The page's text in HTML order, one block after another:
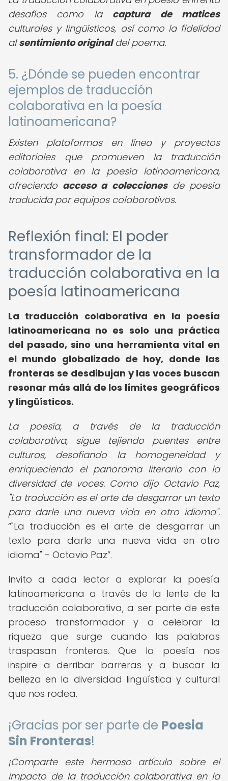
desafíos como la captura de matices
culturales y lingüísticos, así como la fidelidad
alsentimiento originaldel poema.
5. ¿Dónde se pueden encontrar
ejemplos de traducción
colaborativa en la poesía
latinoamericana?
Existen plataformas en línea y proyectos
editoriales que promueven la traducción
colaborativa en la poesía latinoamericana,
ofreciendo acceso a coleccionesde poesía
traducida por equipos colaborativos.
Reflexión final: El poder
transformador de la
traducción colaborativa en la
poesía latinoamericana
La traducción colaborativa en la poesía
latinoamericana no es solo una práctica
del pasado, sino una herramienta vital en
el mundo globalizado de hoy, donde las
fronteras se desdibujan y las voces buscan
resonar más allá de los límites geográficos
y lingüísticos.
La poesía, a través de la traducción
colaborativa, sigue tejiendo puentes entre
culturas, desafiando la homogeneidad y
enriqueciendo el panorama literario con la
diversidad de voces. Como dijo Octavio Paz,
"La traducción es el arte de desgarrar un texto
para darle una nueva vida en otro idioma".
"La traducción es el arte de desgarrar un
texto para darle una nueva vida en otro
idioma" - Octavio Paz .
Invito a cada lector a explorar la poesía
latinoamericana a través de la lente de la
traducción colaborativa, a ser parte de este
proceso transformador y a celebrar la
riqueza que surge cuando las palabras
traspasan fronteras. Que la poesía nos
inspire a derribar barreras y a buscar la
belleza en la diversidad lingüística y cultural
que nos rodea.
¡Gracias por ser parte de Poesia
Sin Fronteras!
¡Comparte este hermoso artículo sobre el
impacto de la traducción colaborativa en la